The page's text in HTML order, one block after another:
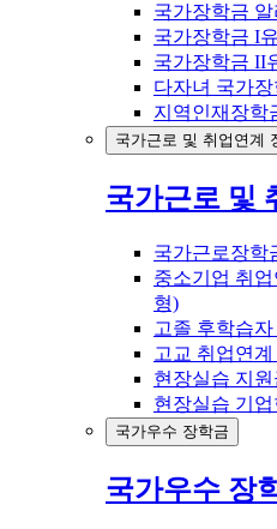
국가장학금 알
국가장학금 I
국가장학금 II
다자녀 국가장
지역인재장학
국가근로 및 취업연계
국가근로 및
국가근로장학
중소기업 취
형)
고졸 후학습
고교 취업연
현장실습 지원
현장실습 기
국가우수 장학금
국가우수 장